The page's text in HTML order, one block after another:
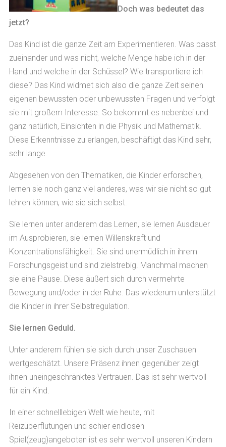
Doch was bedeutet das
jetzt?
Das Kind ist die ganze Zeit am Experimentieren. Was passt
zueinander und was nicht, welche Menge habe ich in der
Hand und welche in der Schüssel? Wie transportiere ich
diese? Das Kind widmet sich also die ganze Zeit seinen
eigenen bewussten oder unbewussten Fragen und verfolgt
sie mit großem Interesse. So bekommt es nebenbei und
ganz natürlich, Einsichten in die Physik und Mathematik.
Diese Erkenntnisse zu erlangen, beschäftigt das Kind sehr,
sehr lange.
Abgesehen von den Thematiken, die Kinder erforschen,
lernen sie noch ganz viel anderes, was wir sie nicht so gut
lehren können, wie sie sich selbst.
Sie lernen unter anderem das Lernen, sie lernen Ausdauer
im Ausprobieren, sie lernen Willenskraft und
Konzentrationsfähigkeit. Sie sind unermüdlich in ihrem
Forschungsgeist und sind zielstrebig. Manchmal machen
sie eine Pause. Diese äußert sich durch vermehrte
Bewegung und/oder in der Ruhe. Das wiederum unterstützt
die Kinder in ihrer Selbstregulation.
Sie lernen Geduld.
Unter anderem fühlen sie sich durch unser Zuschauen
wertgeschätzt. Unsere Präsenz ihnen gegenüber zeigt
ihnen uneingeschränktes Vertrauen. Das ist sehr wertvoll
für ein Kind.
In einer schnelllebigen Welt wie heute, mit
Reizüberflutungen und schier endlosen
Spiel(zeug)angeboten ist es sehr wertvoll unseren Kindern